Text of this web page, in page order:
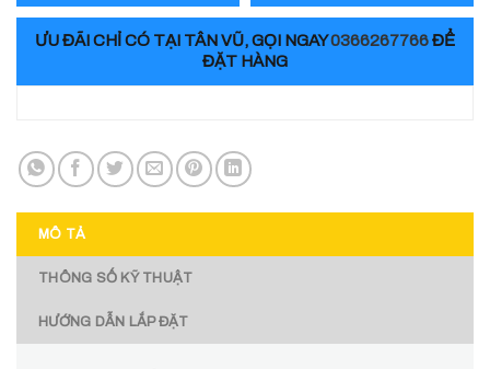
ƯU ĐÃI CHỈ CÓ TẠI TÂN VŨ, GỌI NGAY0366267766ĐỂ
ĐẶT HÀNG
MÔ TẢ
THÔNG SỐ KỸ THUẬT
HƯỚNG DẪN LẮP ĐẶT